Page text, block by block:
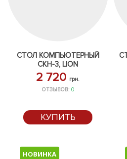
СТОЛ КОМПЬЮТЕРНЫЙ
СКН-3, LION
2 720 грн.
ОТЗЫВОВ: 0
КУПИТЬ
НОВИНКА